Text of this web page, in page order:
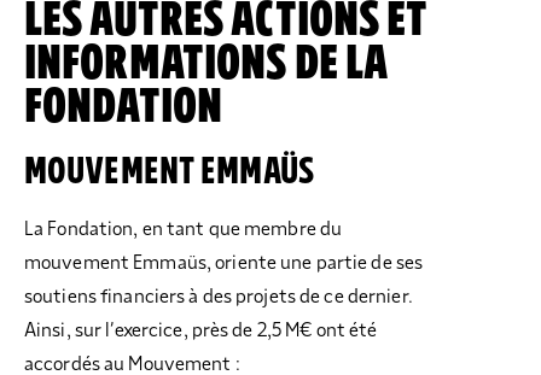
LES AUTRES ACTIONS ET
INFORMATIONS DE LA
FONDATION
MOUVEMENT EMMAÜS
La Fondation, en tant que membre du
mouvement Emmaüs, oriente une partie de ses
soutiens financiers à des projets de ce dernier.
Ainsi, sur l’exercice, près de 2,5 M€ ont été
accordés au Mouvement :